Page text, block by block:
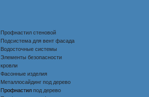
Профнастил стеновой
Подсистема для вент фасада
Водосточные системы
Элементы безопасности
кровли
Фасонные изделия
Металлосайдинг под дерево
Профнастил под дерево
Профнастил